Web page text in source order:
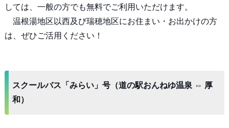
しては、一般の方でも無料でご利用いただけます。
温根湯地区以西及び瑞穂地区にお住まい・お出かけの方
は、ぜひご活用ください！
スクールバス「みらい」号（道の駅おんねゆ温泉 ⇔ 厚
和）